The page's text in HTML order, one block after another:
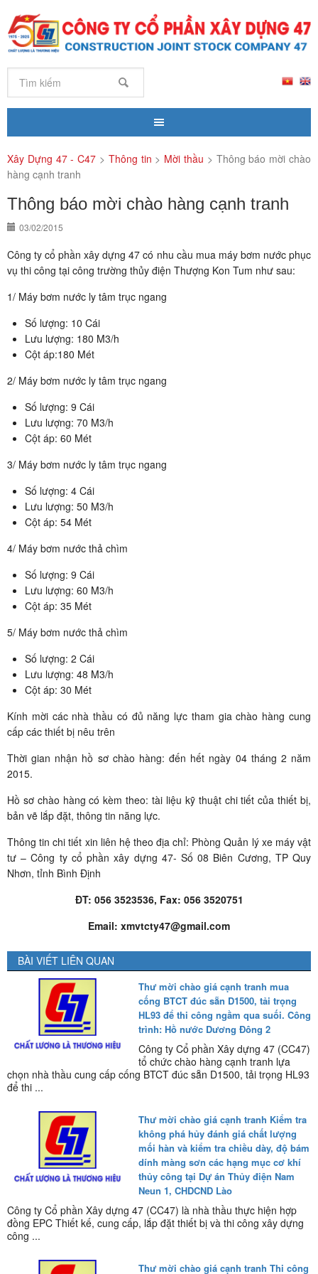
Xây Dựng 47 - C47 > Thông tin > Mời thầu > Thông báo mời chào
hàng cạnh tranh
Thông báo mời chào hàng cạnh tranh
03/02/2015
Công ty cổ phần xây dựng 47 có nhu cầu mua máy bơm nước phục
vụ thi công tại công trường thủy điện Thượng Kon Tum như sau:
1/ Máy bơm nước ly tâm trục ngang
Số lượng: 10 Cái
Lưu lượng: 180 M3/h
Cột áp:180 Mét
2/ Máy bơm nước ly tâm trục ngang
Số lượng: 9 Cái
Lưu lượng: 70 M3/h
Cột áp: 60 Mét
3/ Máy bơm nước ly tâm trục ngang
Số lượng: 4 Cái
Lưu lượng: 50 M3/h
Cột áp: 54 Mét
4/ Máy bơm nước thả chìm
Số lượng: 9 Cái
Lưu lượng: 60 M3/h
Cột áp: 35 Mét
5/ Máy bơm nước thả chìm
Số lượng: 2 Cái
Lưu lượng: 48 M3/h
Cột áp: 30 Mét
Kính mời các nhà thầu có đủ năng lực tham gia chào hàng cung
cấp các thiết bị nêu trên
Thời gian nhận hồ sơ chào hàng: đến hết ngày 04 tháng 2 năm
2015.
Hồ sơ chào hàng có kèm theo: tài liệu kỹ thuật chi tiết của thiết bị,
bản vẽ lắp đặt, thông tin năng lực.
Thông tin chi tiết xin liên hệ theo địa chỉ: Phòng Quản lý xe máy vật
tư – Công ty cổ phần xây dựng 47- Số 08 Biên Cương, TP Quy
Nhơn, tỉnh Bình Định
ĐT: 056 3523536, Fax: 056 3520751
Email: xmvtcty47@gmail.com
BÀI VIẾT LIÊN QUAN
Thư mời chào giá cạnh tranh mua
cống BTCT đúc sẵn D1500, tải trọng
HL93 để thi công ngầm qua suối. Công
trình: Hồ nước Dương Đông 2
Công ty Cổ phần Xây dựng 47 (CC47)
tổ chức chào hàng cạnh tranh lựa
chọn nhà thầu cung cấp cống BTCT đúc sẵn D1500, tải trọng HL93
để thi ...
Thư mời chào giá cạnh tranh Kiểm tra
không phá hủy đánh giá chất lượng
mối hàn và kiểm tra chiều dày, độ bám
dính màng sơn các hạng mục cơ khí
thủy công tại Dự án Thủy điện Nam
Neun 1, CHDCND Lào
Công ty Cổ phần Xây dựng 47 (CC47) là nhà thầu thực hiện hợp
đồng EPC Thiết kế, cung cấp, lắp đặt thiết bị và thi công xây dựng
công ...
Thư mời chào giá cạnh tranh Thi công